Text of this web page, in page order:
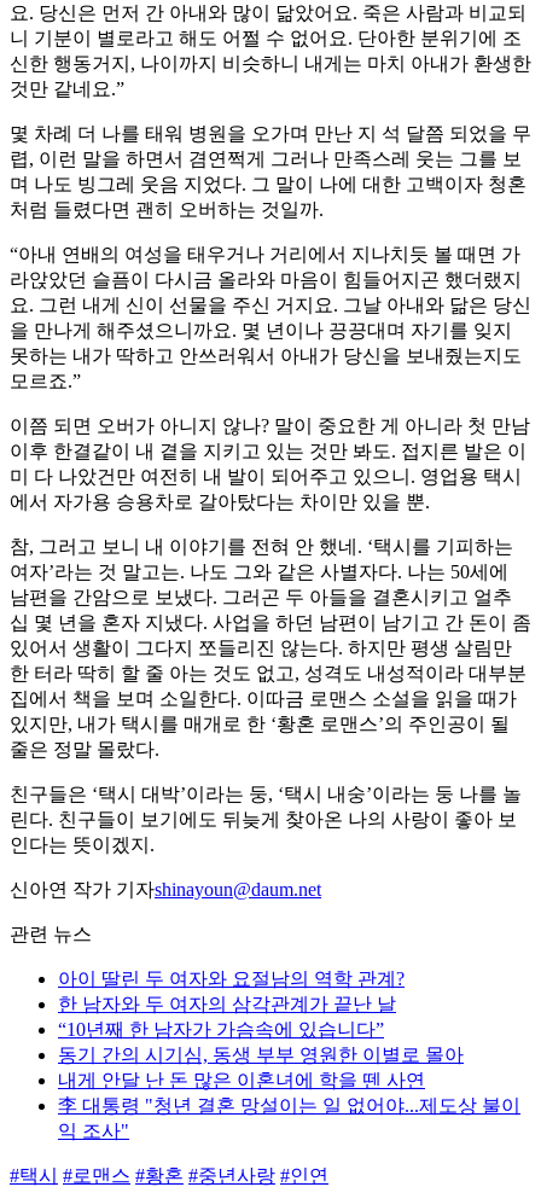
요. 당신은 먼저 간 아내와 많이 닮았어요. 죽은 사람과 비교되
니 기분이 별로라고 해도 어쩔 수 없어요. 단아한 분위기에 조
신한 행동거지, 나이까지 비슷하니 내게는 마치 아내가 환생한
것만 같네요.”
몇 차례 더 나를 태워 병원을 오가며 만난 지 석 달쯤 되었을 무
렵, 이런 말을 하면서 겸연쩍게 그러나 만족스레 웃는 그를 보
며 나도 빙그레 웃음 지었다. 그 말이 나에 대한 고백이자 청혼
처럼 들렸다면 괜히 오버하는 것일까.
“아내 연배의 여성을 태우거나 거리에서 지나치듯 볼 때면 가
라앉았던 슬픔이 다시금 올라와 마음이 힘들어지곤 했더랬지
요. 그런 내게 신이 선물을 주신 거지요. 그날 아내와 닮은 당신
을 만나게 해주셨으니까요. 몇 년이나 끙끙대며 자기를 잊지
못하는 내가 딱하고 안쓰러워서 아내가 당신을 보내줬는지도
모르죠.”
이쯤 되면 오버가 아니지 않나? 말이 중요한 게 아니라 첫 만남
이후 한결같이 내 곁을 지키고 있는 것만 봐도. 접지른 발은 이
미 다 나았건만 여전히 내 발이 되어주고 있으니. 영업용 택시
에서 자가용 승용차로 갈아탔다는 차이만 있을 뿐.
참, 그러고 보니 내 이야기를 전혀 안 했네. ‘택시를 기피하는
여자’라는 것 말고는. 나도 그와 같은 사별자다. 나는 50세에
남편을 간암으로 보냈다. 그러곤 두 아들을 결혼시키고 얼추
십 몇 년을 혼자 지냈다. 사업을 하던 남편이 남기고 간 돈이 좀
있어서 생활이 그다지 쪼들리진 않는다. 하지만 평생 살림만
한 터라 딱히 할 줄 아는 것도 없고, 성격도 내성적이라 대부분
집에서 책을 보며 소일한다. 이따금 로맨스 소설을 읽을 때가
있지만, 내가 택시를 매개로 한 ‘황혼 로맨스’의 주인공이 될
줄은 정말 몰랐다.
친구들은 ‘택시 대박’이라는 둥, ‘택시 내숭’이라는 둥 나를 놀
린다. 친구들이 보기에도 뒤늦게 찾아온 나의 사랑이 좋아 보
인다는 뜻이겠지.
신아연 작가 기자shinayoun@daum.net
관련 뉴스
아이 딸린 두 여자와 요절남의 역학 관계?
한 남자와 두 여자의 삼각관계가 끝난 날
“10년째 한 남자가 가슴속에 있습니다”
동기 간의 시기심, 동생 부부 영원한 이별로 몰아
내게 안달 난 돈 많은 이혼녀에 학을 뗀 사연
李 대통령 "청년 결혼 망설이는 일 없어야...제도상 불이
익 조사"
#택시 #로맨스 #황혼 #중년사랑 #인연